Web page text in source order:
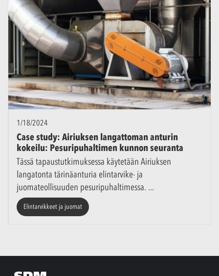
1/18/2024
Case study: Airiuksen langattoman anturin
kokeilu: Pesuripuhaltimen kunnon seuranta
Tässä tapaustutkimuksessa käytetään Airiuksen
langatonta tärinäanturia elintarvike- ja
juomateollisuuden pesuripuhaltimessa.
Elintarvikkeet ja juomat